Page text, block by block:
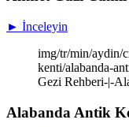
► İnceleyin
img/tr/min/aydin/
kenti/alabanda-
Gezi Rehberi-|-
Alabanda Antik